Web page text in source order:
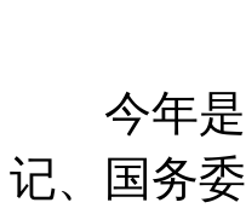
今年是
记、国务